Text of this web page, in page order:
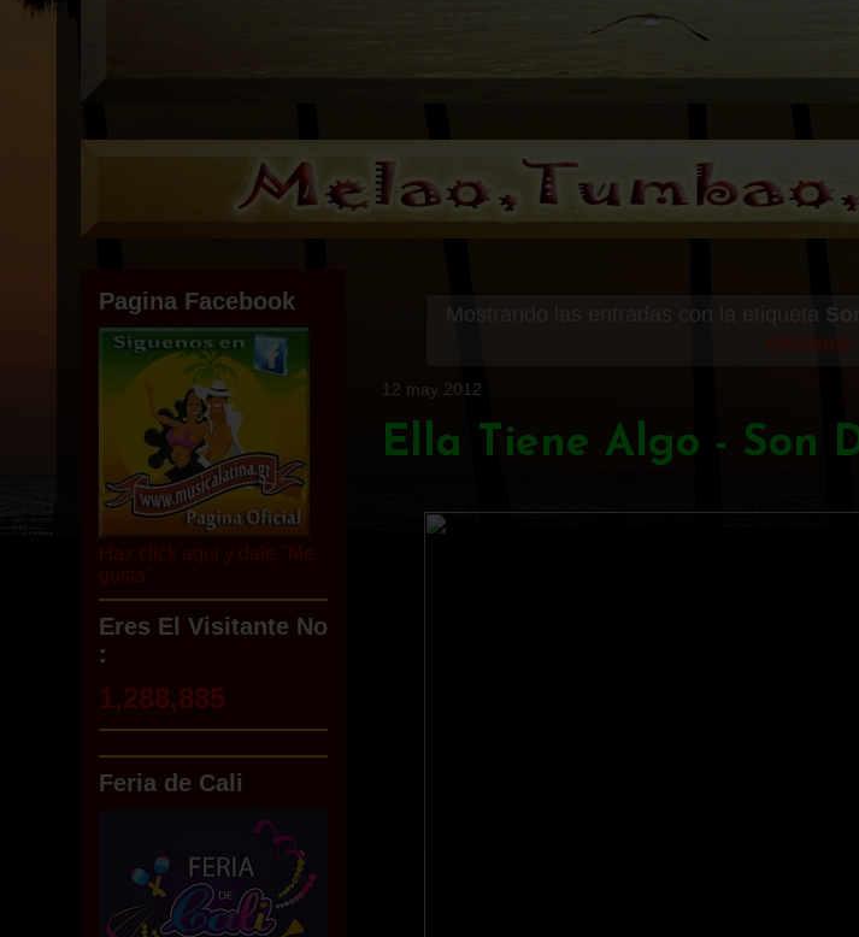
Mostrando las entradas con la etiqueta
entradas
12 may 2012
Ella Tiene Algo - Son
Pagina Facebook
Haz click aqui y dale "Me
gusta"
Eres El Visitante No
:
1,288,885
Feria de Cali